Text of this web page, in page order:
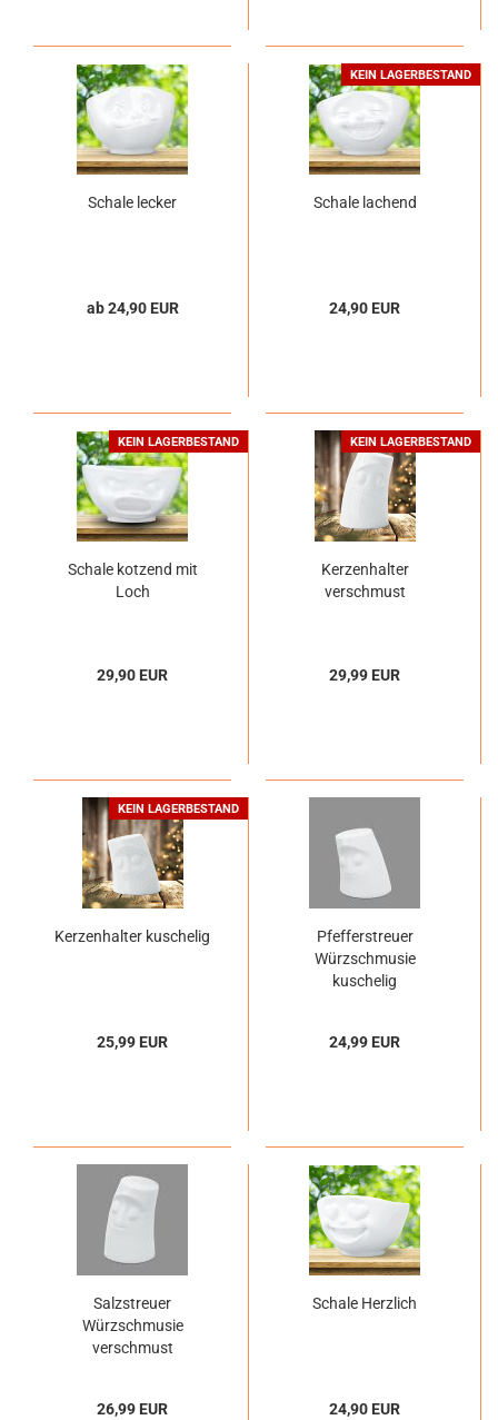
Schale lecker
ab 24,90 EUR
KEIN LAGERBESTAND
Schale lachend
24,90 EUR
KEIN LAGERBESTAND
Schale kotzend mit
Loch
29,90 EUR
KEIN LAGERBESTAND
Kerzenhalter
verschmust
29,99 EUR
KEIN LAGERBESTAND
Kerzenhalter kuschelig
25,99 EUR
Pfefferstreuer
Würzschmusie
kuschelig
24,99 EUR
Salzstreuer
Würzschmusie
verschmust
26,99 EUR
Schale Herzlich
24,90 EUR